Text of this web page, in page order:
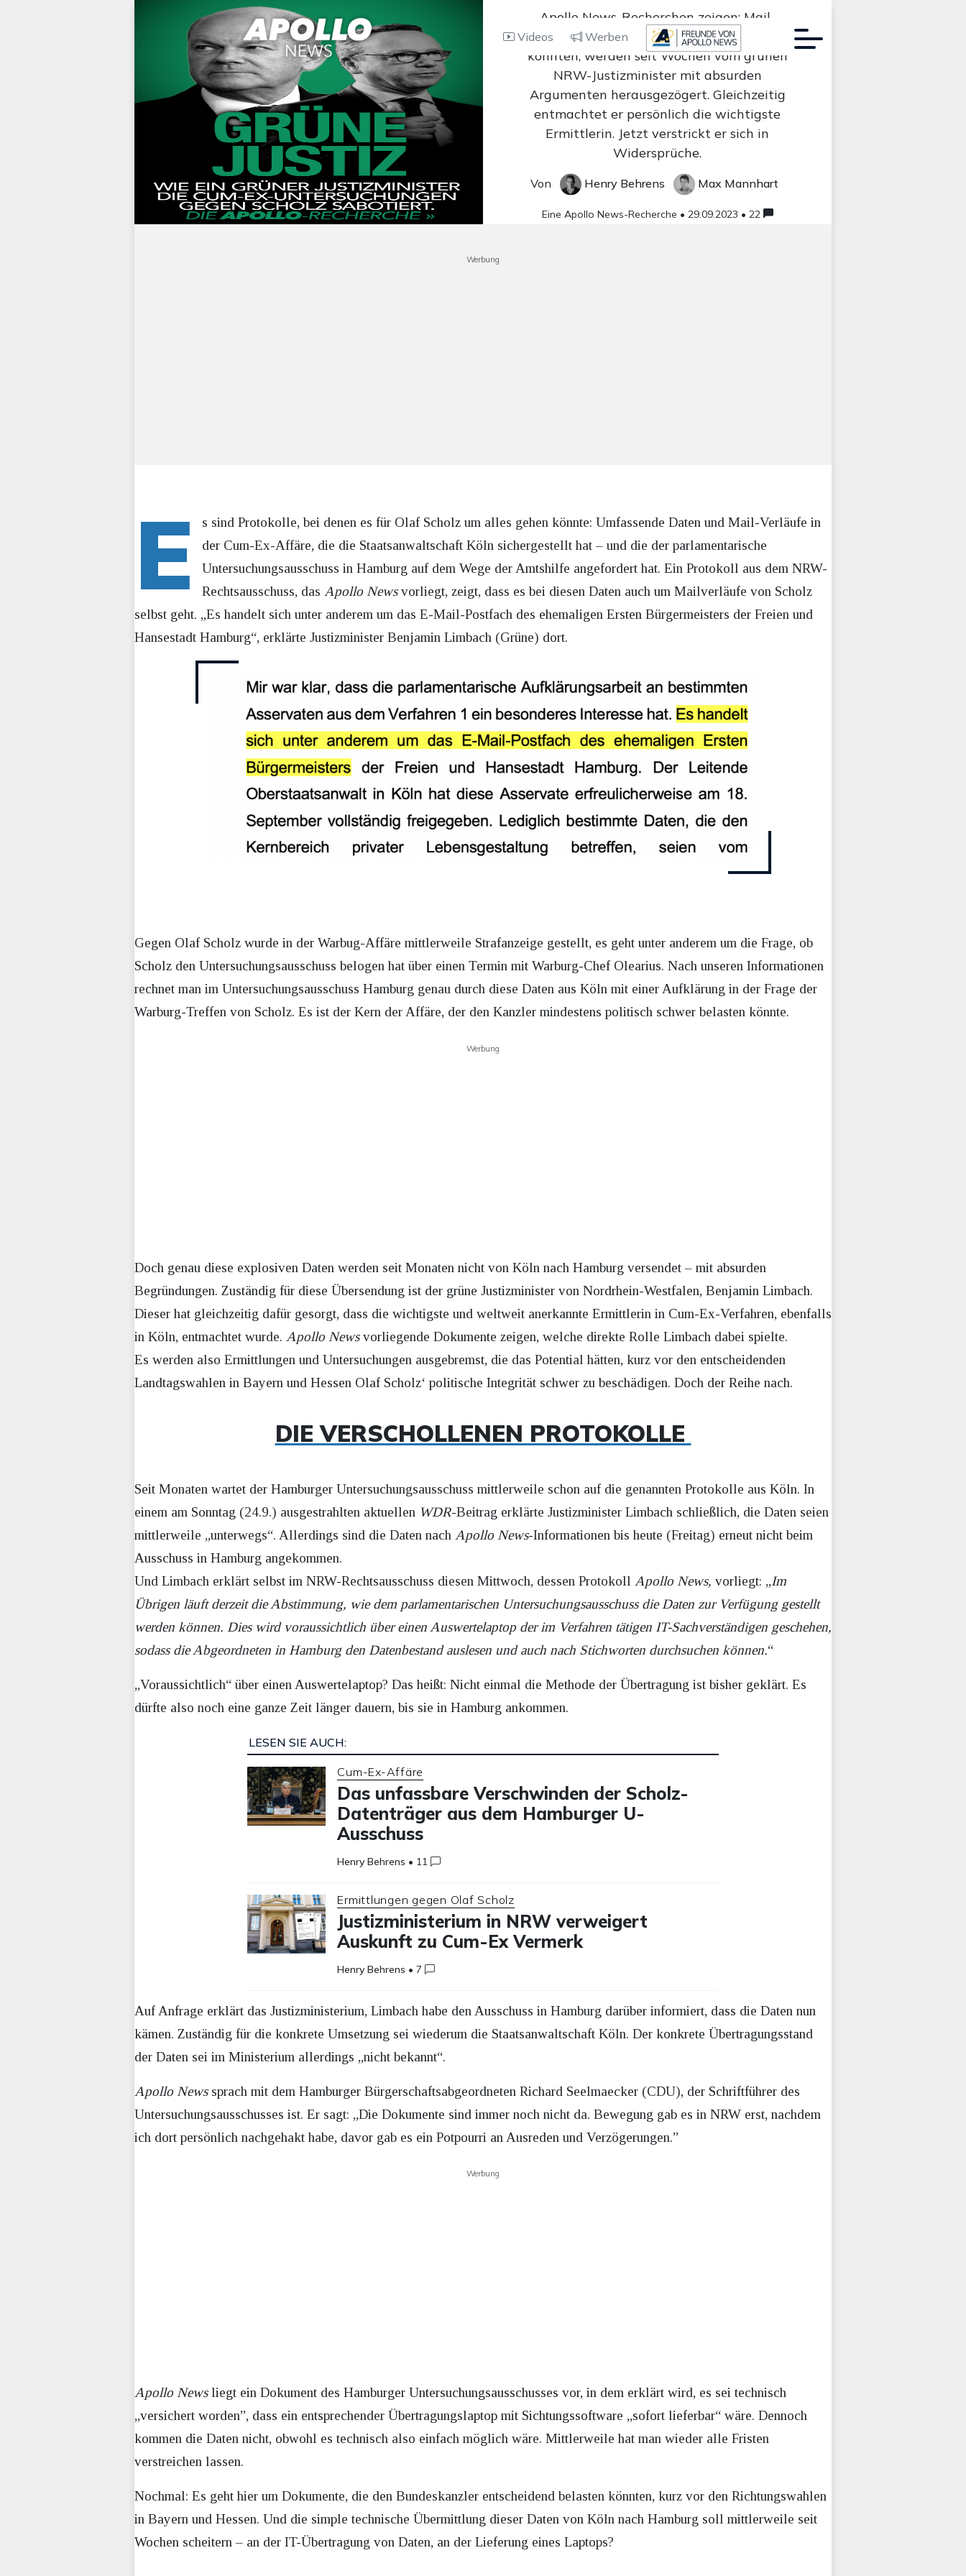
Videos Werben
Apollo News-Recherchen zeigen: Mail-
Protokolle, die Scholz schwer belasten
könnten, werden seit Wochen vom grünen
NRW-Justizminister mit absurden
Argumenten herausgezögert. Gleichzeitig
entmachtet er persönlich die wichtigste
Ermittlerin. Jetzt verstrickt er sich in
Widersprüche.
Von Henry Behrens Max Mannhart
Eine Apollo News-Recherche • 29.09.2023 • 22
Werbung
E
s sind Protokolle, bei denen es für Olaf Scholz um alles gehen könnte: Umfassende Daten und Mail-Verläufe in
der Cum-Ex-Affäre, die die Staatsanwaltschaft Köln sichergestellt hat – und die der parlamentarische
Untersuchungsausschuss in Hamburg auf dem Wege der Amtshilfe angefordert hat. Ein Protokoll aus dem NRW-
Rechtsausschuss, das Apollo Newsvorliegt, zeigt, dass es bei diesen Daten auch um Mailverläufe von Scholz
selbst geht. „Es handelt sich unter anderem um das E-Mail-Postfach des ehemaligen Ersten Bürgermeisters der Freien und
Hansestadt Hamburg“, erklärte Justizminister Benjamin Limbach (Grüne) dort.
Gegen Olaf Scholz wurde in der Warbug-Affäre mittlerweile Strafanzeige gestellt, es geht unter anderem um die Frage, ob
Scholz den Untersuchungsausschuss belogen hat über einen Termin mit Warburg-Chef Olearius. Nach unseren Informationen
rechnet man im Untersuchungsausschuss Hamburg genau durch diese Daten aus Köln mit einer Aufklärung in der Frage der
Warburg-Treffen von Scholz. Es ist der Kern der Affäre, der den Kanzler mindestens politisch schwer belasten könnte.
Werbung
Doch genau diese explosiven Daten werden seit Monaten nicht von Köln nach Hamburg versendet – mit absurden
Begründungen. Zuständig für diese Übersendung ist der grüne Justizminister von Nordrhein-Westfalen, Benjamin Limbach.
Dieser hat gleichzeitig dafür gesorgt, dass die wichtigste und weltweit anerkannte Ermittlerin in Cum-Ex-Verfahren, ebenfalls
in Köln, entmachtet wurde. Apollo Newsvorliegende Dokumente zeigen, welche direkte Rolle Limbach dabei spielte.
Es werden also Ermittlungen und Untersuchungen ausgebremst, die das Potential hätten, kurz vor den entscheidenden
Landtagswahlen in Bayern und Hessen Olaf Scholz‘ politische Integrität schwer zu beschädigen. Doch der Reihe nach.
DIE VERSCHOLLENEN PROTOKOLLE
Seit Monaten wartet der Hamburger Untersuchungsausschuss mittlerweile schon auf die genannten Protokolle aus Köln. In
einem am Sonntag (24.9.) ausgestrahlten aktuellen WDR-Beitrag erklärte Justizminister Limbach schließlich, die Daten seien
mittlerweile „unterwegs“. Allerdings sind die Daten nach Apollo News-Informationen bis heute (Freitag) erneut nicht beim
Ausschuss in Hamburg angekommen.
Und Limbach erklärt selbst im NRW-Rechtsausschuss diesen Mittwoch, dessen Protokoll Apollo News, vorliegt: „Im
Übrigen läuft derzeit die Abstimmung, wie dem parlamentarischen Untersuchungsausschuss die Daten zur Verfügung gestellt
werden können. Dies wird voraussichtlich über einen Auswertelaptop der im Verfahren tätigen IT-Sachverständigen geschehen,
sodass die Abgeordneten in Hamburg den Datenbestand auslesen und auch nach Stichworten durchsuchen können.“
„Voraussichtlich“ über einen Auswertelaptop? Das heißt: Nicht einmal die Methode der Übertragung ist bisher geklärt. Es
dürfte also noch eine ganze Zeit länger dauern, bis sie in Hamburg ankommen.
LESEN SIE AUCH:
Cum-Ex-Affäre
Das unfassbare Verschwinden der Scholz-
Datenträger aus dem Hamburger U-
Ausschuss
Henry Behrens • 11
Ermittlungen gegen Olaf Scholz
Justizministerium in NRW verweigert
Auskunft zu Cum-Ex Vermerk
Henry Behrens •7
Auf Anfrage erklärt das Justizministerium, Limbach habe den Ausschuss in Hamburg darüber informiert, dass die Daten nun
kämen. Zuständig für die konkrete Umsetzung sei wiederum die Staatsanwaltschaft Köln. Der konkrete Übertragungsstand
der Daten sei im Ministerium allerdings „nicht bekannt“.
Apollo Newssprach mit dem Hamburger Bürgerschaftsabgeordneten Richard Seelmaecker (CDU), der Schriftführer des
Untersuchungsausschusses ist. Er sagt: „Die Dokumente sind immer noch nicht da. Bewegung gab es in NRW erst, nachdem
ich dort persönlich nachgehakt habe, davor gab es ein Potpourri an Ausreden und Verzögerungen.”
Werbung
Apollo Newsliegt ein Dokument des Hamburger Untersuchungsausschusses vor, in dem erklärt wird, es sei technisch
„versichert worden”, dass ein entsprechender Übertragungslaptop mit Sichtungssoftware „sofort lieferbar“ wäre. Dennoch
kommen die Daten nicht, obwohl es technisch also einfach möglich wäre. Mittlerweile hat man wieder alle Fristen
verstreichen lassen.
Nochmal: Es geht hier um Dokumente, die den Bundeskanzler entscheidend belasten könnten, kurz vor den Richtungswahlen
in Bayern und Hessen. Und die simple technische Übermittlung dieser Daten von Köln nach Hamburg soll mittlerweile seit
Wochen scheitern – an der IT-Übertragung von Daten, an der Lieferung eines Laptops?